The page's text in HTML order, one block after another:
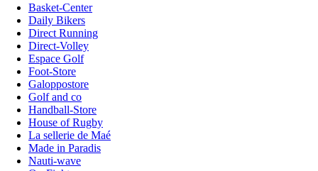
Basket-Center
Daily Bikers
Direct Running
Direct-Volley
Espace Golf
Foot-Store
Galoppostore
Golf and co
Handball-Store
House of Rugby
La sellerie de Maé
Made in Paradis
Nauti-wave